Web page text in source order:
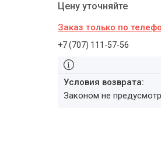
Цену уточняйте
Заказ только по
+7 (707) 111-57-56
Законом не